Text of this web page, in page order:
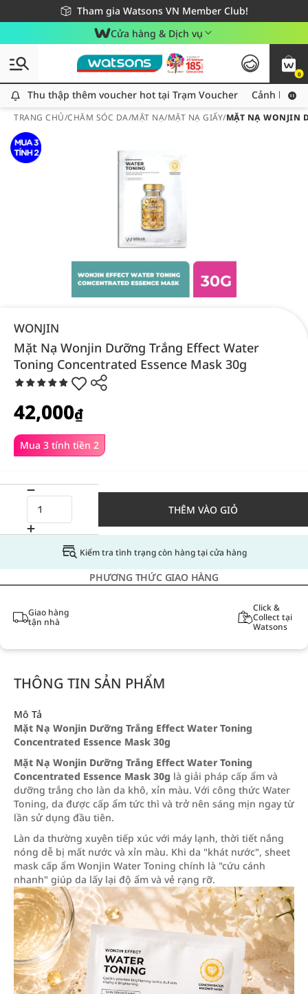
Tham gia Watsons VN Member Club!
Miễn phí giao hàng cho đơn hàng từ 249,000Đ
Giao hàng nhanh 24h - Áp dụng khu vực TP. Hồ Chí Minh
Cửa hàng & Dịch vụ
0
Thu thập thêm voucher hot tại Trạm Voucher
Thu thập thêm voucher hot tại Trạm Voucher Cảnh báo
TRANG CHỦ/CHĂM SÓC DA/MẶT NẠ/MẶT NẠ GIẤY/MẶT NẠ WONJIN
WONJIN
Mặt Nạ Wonjin Dưỡng Trắng Effect Water
Toning Concentrated Essence Mask 30g
Mua 3 tính tiền 2
42,000₫
THÊM VÀO GIỎ
Kiểm tra tình trạng còn hàng tại cửa hàng
PHƯƠNG THỨC GIAO HÀNG
Giao hàng
tận nhà
Click &
Collect tại
Watsons
THÔNG TIN SẢN PHẨM
Mô Tả
Mặt Nạ Wonjin Dưỡng Trắng Effect Water Toning
Concentrated Essence Mask 30g
Mặt Nạ Wonjin Dưỡng Trắng Effect Water Toning
Concentrated Essence Mask 30g là giải pháp cấp ẩm và
dưỡng trắng cho làn da khô, xỉn màu. Với công thức Water
Toning, da được cấp ẩm tức thì và trở nên sáng mịn ngay từ
lần sử dụng đầu tiên.
Làn da thường xuyên tiếp xúc với máy lạnh, thời tiết nắng
nóng dễ bị mất nước và xỉn màu. Khi da "khát nước", sheet
mask cấp ẩm Wonjin Water Toning chính là "cứu cánh
nhanh" giúp da lấy lại độ ẩm và vẻ rạng rỡ.